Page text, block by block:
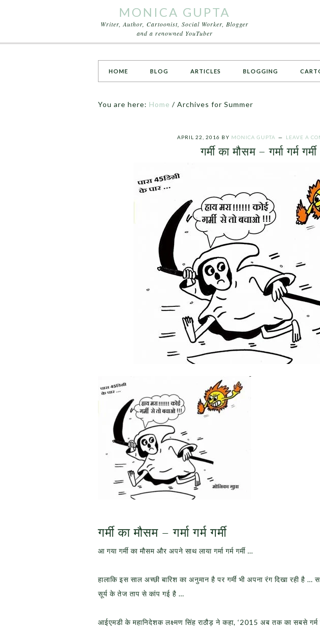
MONICA GUPTA
Writer, Author, Cartoonist, Social Worker, Blogger
and a renowned YouTuber
HOME BLOG ARTICLES BLOGGING
You are here: Home / Archives for Summer
APRIL 22, 2016 BY MONICA GUPTA LEAVE A
गर्मी का मौसम – गर्मा गर्म गर्मी
गर्मी का मौसम – गर्मा गर्म गर्मी
आ गया गर्मी का मौसम और अपने साथ लाया गर्मा गर्म गर्मी …
हालाकि इस साल अच्छी बारिश का अनुमान है पर गर्मी भी अपना रंग दिखा रही है
सूर्य के तेज ताप से कांप गई है …
आईएमडी के महानिदेशक लक्ष्मण सिंह राठौड़ ने कहा, ‘2015 अब तक का सबसे गर्म